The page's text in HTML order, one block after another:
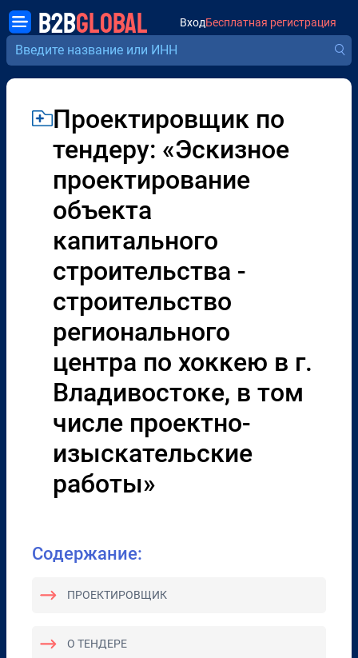
B2BGLOBAL ВходБесплатная регистрация
Проектировщик по
тендеру: «Эскизное
проектирование
объекта
капитального
строительства -
строительство
регионального
центра по хоккею в г.
Владивостоке, в том
числе проектно-
изыскательские
работы»
Содержание:
ПРОЕКТИРОВЩИК
О ТЕНДЕРЕ